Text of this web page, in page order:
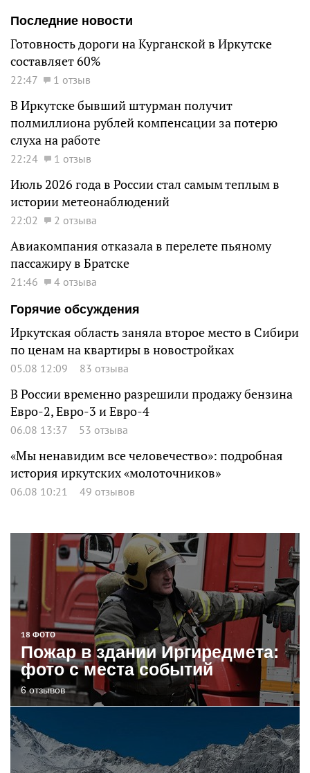
Последние новости
Готовность дороги на Курганской в Иркутске
составляет 60%
22:47 1 отзыв
В Иркутске бывший штурман получит
полмиллиона рублей компенсации за потерю
слуха на работе
22:24 1 отзыв
Июль 2026 года в России стал самым теплым в
истории метеонаблюдений
22:02 2 отзыва
Авиакомпания отказала в перелете пьяному
пассажиру в Братске
21:46
4 отзыва
Горячие обсуждения
Иркутская область заняла второе место в Сибири
по ценам на квартиры в новостройках
05.08 12:09 83 отзыва
В России временно разрешили продажу бензина
Евро-2, Евро-3 и Евро-4
06.08 13:37 53 отзыва
«Мы ненавидим все человечество»: подробная
история иркутских «молоточников»
06.08 10:21 49 отзывов
18 ФОТО
Пожар в здании Иргиредмета:
фото с места событий
6 отзывов